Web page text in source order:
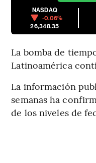
NASDAQ
-0.06%
26,348.35
La bomba de
Latinoamérica
La información
semanas ha
de los niveles de